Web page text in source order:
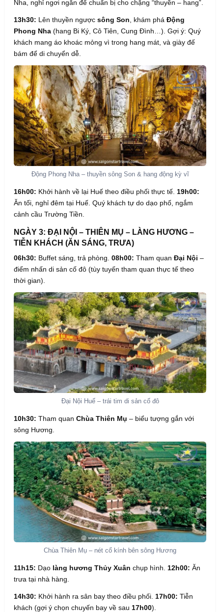
Nha, nghỉ ngơi ngắn để chuẩn bị cho chặng “thuyền – hang”.
13h30: Lên thuyền ngược sông Son, khám phá Động
Phong Nha (hang Bi Ký, Cô Tiên, Cung Đình…). Gợi ý: Quý
khách mang áo khoác mỏng vì trong hang mát, và giày đế
bám để di chuyển dễ.
Động Phong Nha – thuyền sông Son & hang động kỳ vĩ
16h00: Khởi hành về lại Huế theo điều phối thực tế. 19h00:
Ăn tối, nghỉ đêm tại Huế. Quý khách tự do dạo phố, ngắm
cảnh cầu Trường Tiền.
NGÀY 3: ĐẠI NỘI – THIÊN MỤ – LÀNG HƯƠNG –
TIỄN KHÁCH (ĂN SÁNG, TRƯA)
06h30: Buffet sáng, trả phòng. 08h00: Tham quan Đại Nội –
điểm nhấn di sản cố đô (tùy tuyến tham quan thực tế theo
thời gian).
Đại Nội Huế – trái tim di sản cố đô
10h30: Tham quan Chùa Thiên Mụ – biểu tượng gắn với
sông Hương.
Chùa Thiên Mụ – nét cổ kính bên sông Hương
11h15: Dạo làng hương Thủy Xuân chụp hình. 12h00: Ăn
trưa tại nhà hàng.
14h30: Khởi hành ra sân bay theo điều phối. 17h00: Tiễn
khách (gợi ý chọn chuyến bay về sau 17h00).